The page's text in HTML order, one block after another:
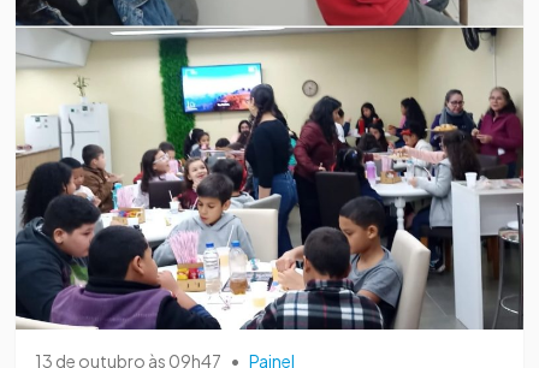
13 de outubro às 09h47 • Painel